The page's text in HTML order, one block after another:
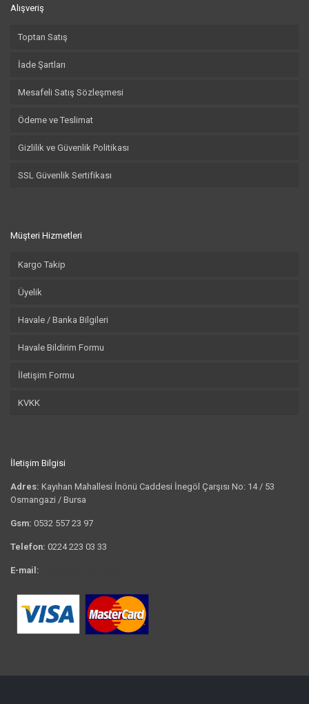
Alışveriş
Toptan Satış
İade Şartları
Mesafeli Satış Sözleşmesi
Ödeme ve Teslimat
Gizlilik ve Güvenlik Politikası
SSL Güvenlik Sertifikası
Müşteri Hizmetleri
Kargo Takip
Üyelik
Havale / Banka Bilgileri
Havale Bildirim Formu
İletişim Formu
KVKK
İletişim Bilgisi
Adres: Kayıhan Mahallesi İnönü Caddesi İnegöl Çarşısı No: 14 / 53
Osmangazi / Bursa
Gsm: 0532 557 23 97
Telefon: 0224 223 03 33
E-mail: